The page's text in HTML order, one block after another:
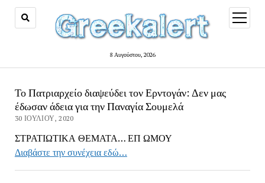
8 Αυγούστου, 2026
open
menu
Το Πατριαρχείο διαψεύδει τον Ερντογάν: Δεν μας
έδωσαν άδεια για την Παναγία Σουμελά
30 ΙΟΥΛΊΟΥ, 2020
ΣΤΡΑΤΙΩΤΙΚΑ ΘΕΜΑΤΑ… ΕΠ ΩΜΟΥ
Διαβάστε την συνέχεια εδώ…